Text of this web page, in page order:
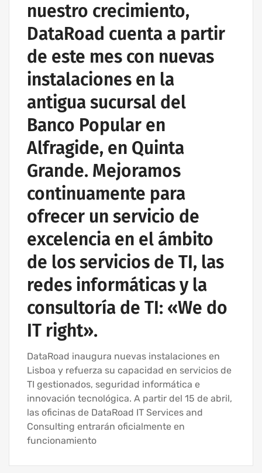
nuestro crecimiento,
DataRoad cuenta a partir
de este mes con nuevas
instalaciones en la
antigua sucursal del
Banco Popular en
Alfragide, en Quinta
Grande. Mejoramos
continuamente para
ofrecer un servicio de
excelencia en el ámbito
de los servicios de TI, las
redes informáticas y la
consultoría de TI: «We do
IT right».
DataRoad inaugura nuevas instalaciones en
Lisboa y refuerza su capacidad en servicios de
TI gestionados, seguridad informática e
innovación tecnológica. A partir del 15 de abril,
las oficinas de DataRoad IT Services and
Consulting entrarán oficialmente en
funcionamiento